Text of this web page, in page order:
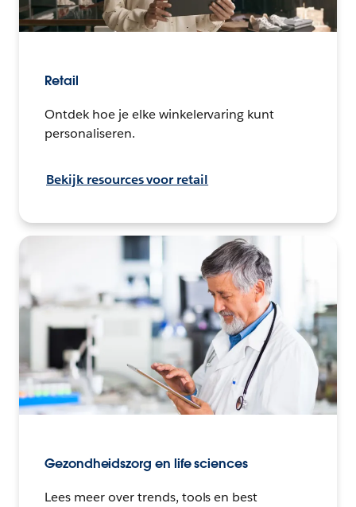
Retail
Ontdek hoe je elke winkelervaring kunt
personaliseren.
Bekijk resources voor retail
Gezondheidszorg en life sciences
Lees meer over trends, tools en best